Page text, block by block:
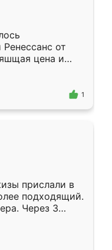
от
цена и
Приехавший
самый
1
прислали в
подходящий.
Через 3
Остались
Ренессанс